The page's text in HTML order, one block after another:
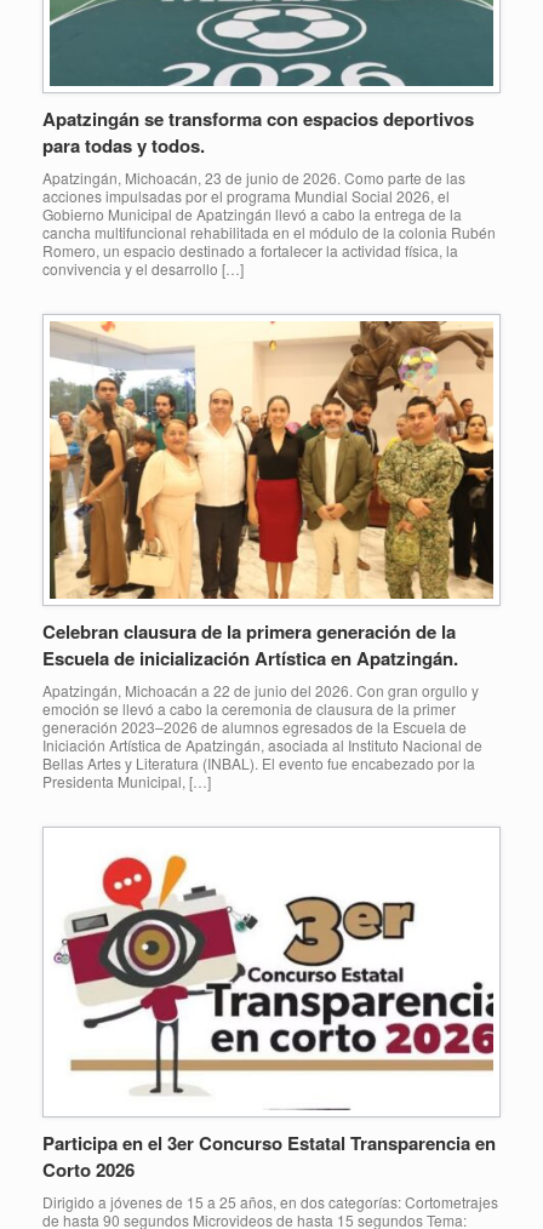
Apatzingán se transforma con espacios deportivos
para todas y todos.
Apatzingán, Michoacán, 23 de junio de 2026. Como parte de las
acciones impulsadas por el programa Mundial Social 2026, el
Gobierno Municipal de Apatzingán llevó a cabo la entrega de la
cancha multifuncional rehabilitada en el módulo de la colonia Rubén
Romero, un espacio destinado a fortalecer la actividad física, la
convivencia y el desarrollo […]
Celebran clausura de la primera generación de la
Escuela de inicialización Artística en Apatzingán.
Apatzingán, Michoacán a 22 de junio del 2026. Con gran orgullo y
emoción se llevó a cabo la ceremonia de clausura de la primer
generación 2023–2026 de alumnos egresados de la Escuela de
Iniciación Artística de Apatzingán, asociada al Instituto Nacional de
Bellas Artes y Literatura (INBAL). El evento fue encabezado por la
Presidenta Municipal, […]
Participa en el 3er Concurso Estatal Transparencia en
Corto 2026
Dirigido a jóvenes de 15 a 25 años, en dos categorías: Cortometrajes
de hasta 90 segundos Microvideos de hasta 15 segundos Tema: